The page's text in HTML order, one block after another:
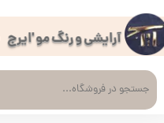
آرایشی و رنگ مو 'ایرج
حساب کاربری من
تغییر گذر واژه
سفارشات